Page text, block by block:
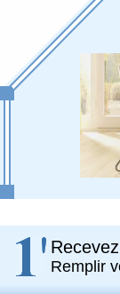
Remplir